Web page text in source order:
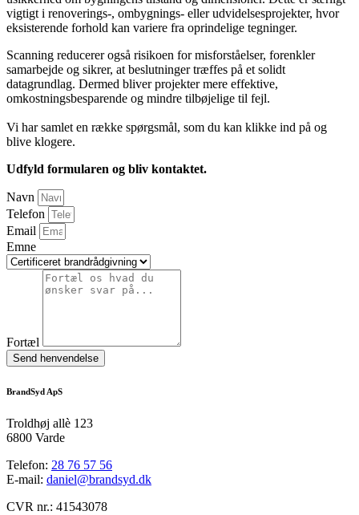
vigtigt i renoverings-, ombygnings- eller udvidelsesprojekter, hvor
eksisterende forhold kan variere fra oprindelige tegninger.
Scanning reducerer også risikoen for misforståelser, forenkler
samarbejde og sikrer, at beslutninger træffes på et solidt
datagrundlag. Dermed bliver projekter mere effektive,
omkostningsbesparende og mindre tilbøjelige til fejl.
Vi har samlet en række spørgsmål, som du kan klikke ind på og
blive klogere.
Udfyld formularen og bliv kontaktet.
Navn
Telefon
Email
Emne
Fortæl
Send henvendelse
BrandSyd ApS
Troldhøj allè 123
6800 Varde
Telefon: 28 76 57 56
E-mail: daniel@brandsyd.dk
CVR nr.: 41543078